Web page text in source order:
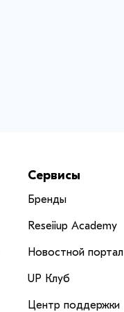
Сервисы
Бренды
Reseiiup Аcademy
Новостной портал
UP Клуб
Центр поддержки